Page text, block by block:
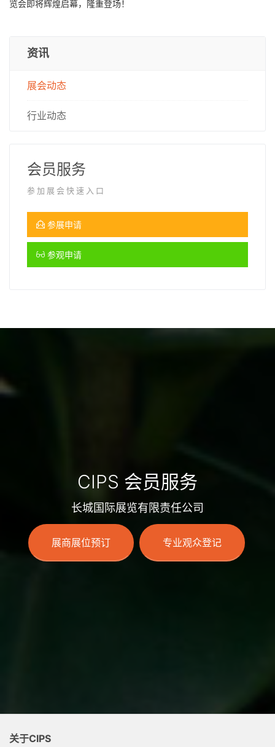
览会即将辉煌启幕，隆重登场！
资讯
展会动态
行业动态
会员服务
参加展会快速入口
参展申请
参观申请
CIPS 会员服务
长城国际展览有限责任公司
展商展位预订 专业观众登记
关于CIPS